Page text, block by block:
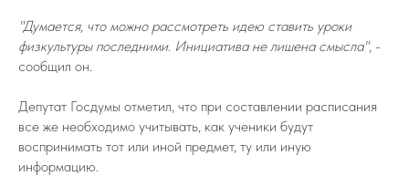
"Думается, что можно рассмотреть идею ставить уроки
физкультуры последними. Инициатива не лишена смысла", -
сообщил он.
Депутат Госдумы отметил, что при составлении расписания
все же необходимо учитывать, как ученики будут
воспринимать тот или иной предмет, ту или иную
информацию.